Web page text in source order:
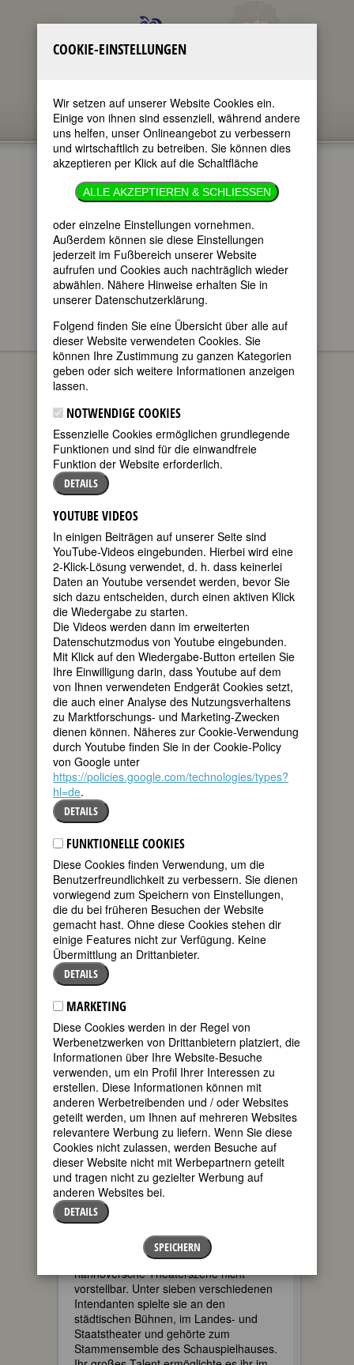
FRIDEL
MUMME
im ganzen Text
nur in Titeln
BIOGRAPHIEN Fridel (Frida) Mumme
geboren am
22. März 1898
in Hannover
13. Februar
1983 in
Hannover
deutsche
Schauspielerin
125. Geburtstag am 22. März 2023
Biografie•Literatur & Quellen
BIOGRAFIE
teilen
tweet
mail
„Wenn Sie keine
Karriere machen
wollen, gehen Sie
nach Hannover“,
riet ihr 1920 der
Schauspielerkollege Paul Wegener. Sie
schloss dennoch den Vertrag ab und
stand 51 Jahre lang auf den
hannoverschen Bühnen. Das dortige
Publikum, über das sie sagte, es sei
etwas stur, aber anhänglich, treu und
herzlich,
sah sie in unzähligen Rollen.
Sie war immer freundlich, gute Laune
verbreitend, fleißig, von preußischer
Disziplin – schon bei der ersten Probe
erschien sie mit dem fertig gelernten
Text. Das allerdings machte sie nicht
unbedingt beliebt in Bühnenkreisen.
Zwar heißt es,in Hannover an der Leine
haben die Mädchen schöne Beine
schlanken Beine - von denen ein Kritiker
der Wochenzeitung „Die Zeit“ noch 1951
schwärmte - die ihre Karriere
begründeten. Ihr Debüt gab sie, blond
und schlank, als jugendliche
Salondame in der Komödie „Schlemihl“
von Alexander Zinn, dem zweiten Stück
dieses Autors, das inzwischen
vollständig vergessen ist. In Kritiken
wurden ihraußergewöhnliche
Sicherheit, lebendiges Temperament,
großer Nuancenreichtum in Spiel und
Sprachebescheinigt.
Alles das mag uns
noch oft zu Gute kommen
weiter!
Fridel Mumme schrieb
Theatergeschichte, ohne sie ist die
hannoversche Theaterszene nicht
vorstellbar. Unter sieben verschiedenen
Intendanten spielte sie an den
städtischen Bühnen, im Landes- und
Staatstheater und gehörte zum
Stammensemble des Schauspielhauses.
COOKIE-EINSTELLUNGEN
Wir setzen auf unserer Website Cookies ein.
Einige von ihnen sind essenziell, während andere
uns helfen, unser Onlineangebot zu verbessern
und wirtschaftlich zu betreiben. Sie können dies
akzeptieren per Klick auf die Schaltfläche
ALLE AKZEPTIEREN & SCHLIESSEN
oder einzelne Einstellungen vornehmen.
Außerdem können sie diese Einstellungen
jederzeit im Fußbereich unserer Website
aufrufen und Cookies auch nachträglich wieder
abwählen. Nähere Hinweise erhalten Sie in
unserer Datenschutzerklärung.
Folgend finden Sie eine Übersicht über alle auf
dieser Website verwendeten Cookies. Sie
können Ihre Zustimmung zu ganzen Kategorien
geben oder sich weitere Informationen anzeigen
lassen.
NOTWENDIGE COOKIES
Essenzielle Cookies ermöglichen grundlegende
Funktionen und sind für die einwandfreie
Funktion der Website erforderlich.
DETAILS
YOUTUBE VIDEOS
In einigen Beiträgen auf unserer Seite sind
YouTube-Videos eingebunden. Hierbei wird eine
2-Klick-Lösung verwendet, d. h. dass keinerlei
Daten an Youtube versendet werden, bevor Sie
sich dazu entscheiden, durch einen aktiven Klick
die Wiedergabe zu starten.
Die Videos werden dann im erweiterten
Datenschutzmodus von Youtube eingebunden.
Mit Klick auf den Wiedergabe-Button erteilen Sie
Ihre Einwilligung darin, dass Youtube auf dem
von Ihnen verwendeten Endgerät Cookies setzt,
die auch einer Analyse des Nutzungsverhaltens
zu Marktforschungs- und Marketing-Zwecken
dienen können. Näheres zur Cookie-Verwendung
durch Youtube finden Sie in der Cookie-Policy
von Google unter
https://policies.google.com/technologies/types?
hl=de.
DETAILS
FUNKTIONELLE COOKIES
Diese Cookies finden Verwendung, um die
Benutzerfreundlichkeit zu verbessern. Sie dienen
vorwiegend zum Speichern von Einstellungen,
die du bei früheren Besuchen der Website
gemacht hast. Ohne diese Cookies stehen dir
einige Features nicht zur Verfügung. Keine
Übermittlung an Drittanbieter.
DETAILS
MARKETING
Diese Cookies werden in der Regel von
Werbenetzwerken von Drittanbietern platziert, die
Informationen über Ihre Website-Besuche
verwenden, um ein Profil Ihrer Interessen zu
erstellen. Diese Informationen können mit
anderen Werbetreibenden und / oder Websites
geteilt werden, um Ihnen auf mehreren Websites
relevantere Werbung zu liefern. Wenn Sie diese
Cookies nicht zulassen, werden Besuche auf
dieser Website nicht mit Werbepartnern geteilt
und tragen nicht zu gezielter Werbung auf
anderen Websites bei.
DETAILS
SPEICHERN